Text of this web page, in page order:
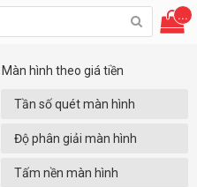
...
Màn hình theo giá tiền
Tần số quét màn hình
Độ phân giải màn hình
Tấm nền màn hình